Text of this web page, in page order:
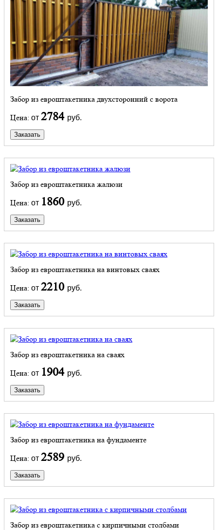
Забор из евроштакетника двухсторонний с ворота
Цена: от 2784 руб.
Заказать
Забор из евроштакетника жалюзи
Цена: от 1860 руб.
Заказать
Забор из евроштакетника на винтовых сваях
Цена: от 2210 руб.
Заказать
Забор из евроштакетника на сваях
Цена: от 1904 руб.
Заказать
Забор из евроштакетника на фундаменте
Цена: от 2589 руб.
Заказать
Забор из евроштакетника с кирпичными столбами